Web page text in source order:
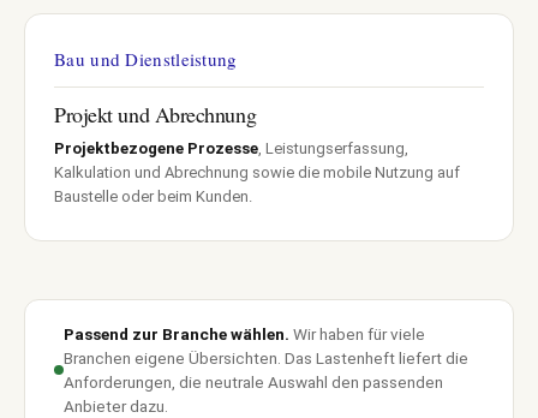
Bau und Dienstleistung
Projekt und Abrechnung
Projektbezogene Prozesse, Leistungserfassung,
Kalkulation und Abrechnung sowie die mobile Nutzung auf
Baustelle oder beim Kunden.
Passend zur Branche wählen. Wir haben für viele
Branchen eigene Übersichten. Das Lastenheft liefert die
Anforderungen, die neutrale Auswahl den passenden
Anbieter dazu.